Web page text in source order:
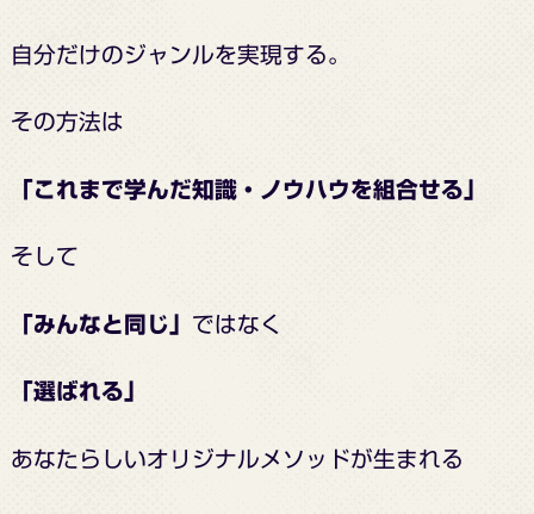
自分だけのジャンルを実現する。
その方法は
「これまで学んだ知識・ノウハウを組合せる」
そして
「みんなと同じ」 ではなく
「選ばれる」
あなたらしいオリジナルメソッドが生まれる